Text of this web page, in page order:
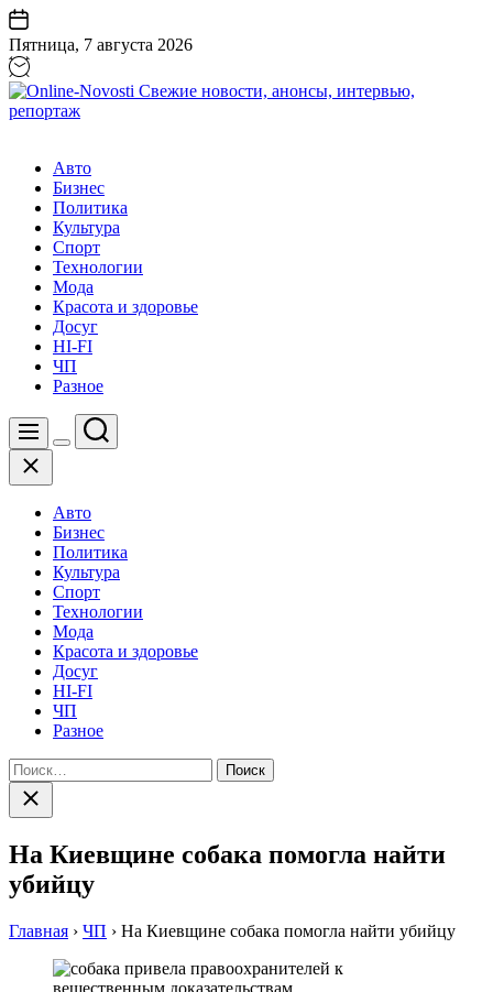
Перейти
к
содержанию
Пятница, 7 августа 2026
Свежие
новости,
анонсы,
интервью,
репортаж
Авто
Бизнес
Политика
Культура
Спорт
Технологии
Мода
Красота и здоровье
Досуг
HI-FI
ЧП
Разное
Меню
Цвет
Поиск
Закрыть
Авто
Бизнес
Политика
Культура
Спорт
Технологии
Мода
Красота и здоровье
Досуг
HI-FI
ЧП
Разное
Найти:
Закрыть
поиск
На Киевщине собака помогла найти
убийцу
Главная › ЧП › На Киевщине собака помогла найти убийцу